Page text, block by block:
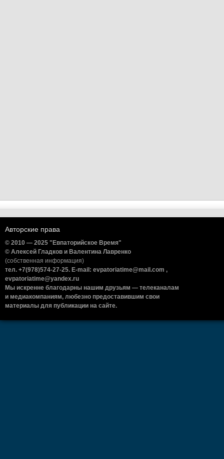
Авторские права
© 2010 — 2025 "Евпаторийское Время"
© Алексей Гладков и Валентина Лавренко
(собственная информация)
тел. +7(978)574-27-25. E-mail: evpatoriatime@mail.com ,
evpatoriatime@yandex.ru
Мы искренне благодарны нашим друзьям — телеканалам
и медиакомпаниям, любезно предоставившим свои
материалы для публикации на сайте.